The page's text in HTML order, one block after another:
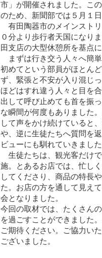
市」が開催されました。こ
のため、新聞部では５月１
有田陶器市のメインスト
０分より歩行者天国になり
田支店の大型休憩所を基点
まずは行き交う人々へ簡
初めてという部員がほとん
ず、緊張と不安が入り混じ
ほどはすれ違う人々と目を
出して呼び止めても首を振
な瞬間が何度もありました
して声をかけ続けていると
や、逆に生徒たちへ質問を
ビューにも馴れていきました
生徒たちは、観光客だけ
施。とあるお店では、忙し
してくださり、商品の特長
た。お店の方を通して見え
会となりました。
今回の取材では、たくさん
を過ごすことができました
ご期待ください。ご協力い
ございました。